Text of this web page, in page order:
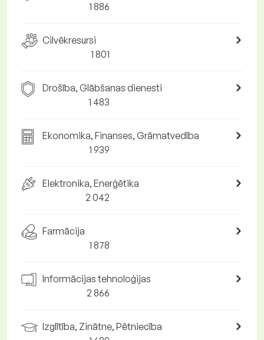
1 886
Cilvēkresursi
1 801
Drošība, Glābšanas dienesti
1 483
Ekonomika, Finanses, Grāmatvedība
1 939
Elektronika, Enerģētika
2 042
Farmācija
1 878
Informācijas tehnoloģijas
2 866
Izglītība, Zinātne, Pētniecība